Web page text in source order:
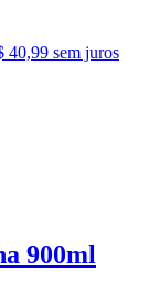
40,99 sem juros
900ml